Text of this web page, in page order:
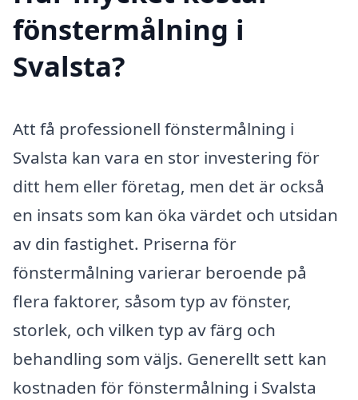
fönstermålning i
Svalsta?
Att få professionell fönstermålning i
Svalsta kan vara en stor investering för
ditt hem eller företag, men det är också
en insats som kan öka värdet och utsidan
av din fastighet. Priserna för
fönstermålning varierar beroende på
flera faktorer, såsom typ av fönster,
storlek, och vilken typ av färg och
behandling som väljs. Generellt sett kan
kostnaden för fönstermålning i Svalsta